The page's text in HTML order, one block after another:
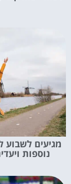
מגיעים לשבוע
נוספות